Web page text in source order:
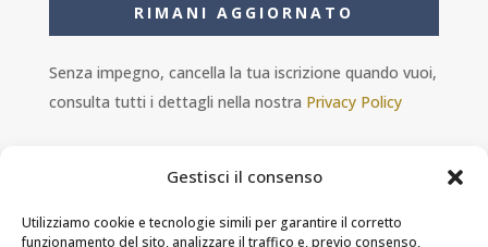
Gestisci il consenso
Utilizziamo cookie e tecnologie simili per garantire il corretto
funzionamento del sito, analizzare il traffico e, previo consenso,
RIMANI AGGIORNATO
Senza impegno, cancella la tua iscrizione quando vuoi,
consulta tutti i dettagli nella nostra Privacy Policy